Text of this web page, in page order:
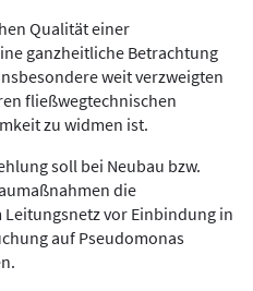
Qualität einer
ganzheitliche Betrachtung
weit verzweigten
fließwegtechnischen
zu widmen ist.
soll bei Neubau bzw.
die
vor Einbindung in
auf Pseudomonas